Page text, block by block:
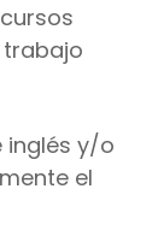
inglés y/o
el